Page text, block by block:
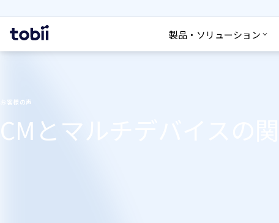
ホ
ー
製品・ソリューション
検索
お客様の声
CMとマルチデバイスの関